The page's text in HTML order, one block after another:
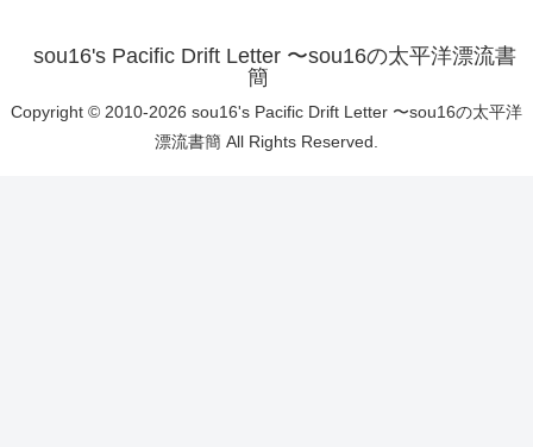
sou16's Pacific Drift Letter 〜sou16の太平洋漂流書
簡
Copyright © 2010-2026 sou16's Pacific Drift Letter 〜sou16の太平洋
漂流書簡 All Rights Reserved.